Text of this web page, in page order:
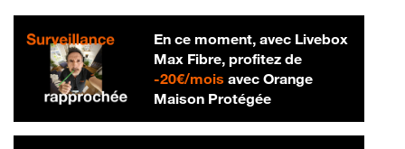
En ce moment, avec Livebox
Max Fibre, profitez de
-20€/mois20 € par mois
avec Orange
Maison Protégée